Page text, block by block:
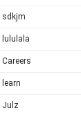
sdkjm
lululala
Careers
learn
Julz